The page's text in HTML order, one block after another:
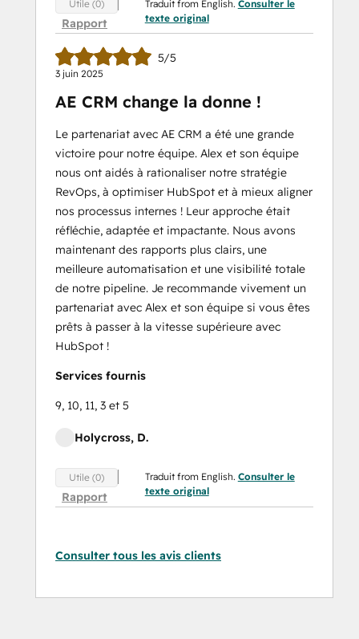
Utile (0)
Rapport
Traduit from English. Consulter le
texte original
5/5
3 juin 2025
AE CRM change la donne !
Le partenariat avec AE CRM a été une grande
victoire pour notre équipe. Alex et son équipe
nous ont aidés à rationaliser notre stratégie
RevOps, à optimiser HubSpot et à mieux aligner
nos processus internes ! Leur approche était
réfléchie, adaptée et impactante. Nous avons
maintenant des rapports plus clairs, une
meilleure automatisation et une visibilité totale
de notre pipeline. Je recommande vivement un
partenariat avec Alex et son équipe si vous êtes
prêts à passer à la vitesse supérieure avec
HubSpot !
Services fournis
9, 10, 11, 3 et 5
Holycross, D.
Utile (0)
Rapport
Traduit from English. Consulter le
texte original
Consulter tous les avis clients